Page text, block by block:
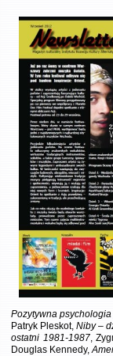
Pozytywna
Patryk Pleskot, Niby –
ostatni 1981-1987,
Douglas Kennedy,